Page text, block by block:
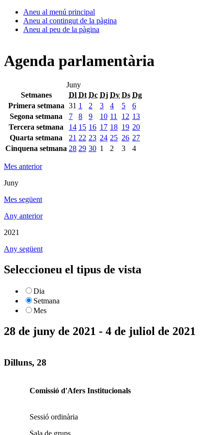
Aneu al menú principal
Aneu al contingut de la pàgina
Aneu al peu de la pàgina
Agenda parlamentària
Juny
Setmanes
Dl Dt Dc Dj Dv Ds Dg
Primera setmana 31 1 2 3 4 5
6
Segona setmana
7 8 9 10 11 12 13
Tercera setmana
14 15 16 17 18 19 20
Quarta setmana
21 22 23 24 25 26 27
Cinquena setmana 28 29 30 1 2 3 4
Mes anterior
Juny
Mes següent
Any anterior
2021
Any següent
Seleccioneu el tipus de vista
Dia
Setmana
Mes
28 de juny de 2021 - 4 de juliol de 2021
Dilluns, 28
Comissió d'Afers Institucionals
Sessió ordinària
Sala de grups